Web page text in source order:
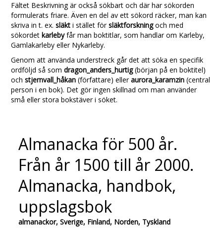
Fältet Beskrivning är också sökbart och där har sökorden
formulerats friare. Även en del av ett sökord räcker, man kan
skriva in t. ex.släkti stället försläktforskningoch med
sökordetkarlebyfår man boktitlar, som handlar om Karleby,
Gamlakarleby eller Nykarleby.
Genom att använda understreck går det att söka en specifik
ordföljd så somdragon_anders_hurtig(början på en boktitel)
ochstjernvall_håkan (författare) elleraurora_karamzin (central
person i en bok). Det gör ingen skillnad om man använder
små eller stora bokstäver i söket.
Almanacka för 500 år.
Från år 1500 till år 2000.
Almanacka, handbok,
uppslagsbok
almanackor, Sverige, Finland, Norden, Tyskland